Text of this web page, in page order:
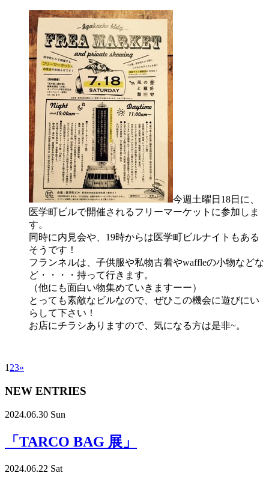
今週土曜日18日に、
医学町ビルで開催されるフリーマーケットに参加しま
す。
同時に内見会や、19時からは医学町ビルナイトもある
そうです！
フランネルは、子供服や私物古着やwaffleの小物などな
ど・・・・持って行きます。
（他にも面白い物集めていきますーー）
とっても素敵なビルなので、ぜひこの機会に遊びにい
らして下さい！
お店にチラシありますので、気になる方は是非~。
123»
NEW ENTRIES
2024.06.30 Sun
「TARCO BAG 展」
2024.06.22 Sat